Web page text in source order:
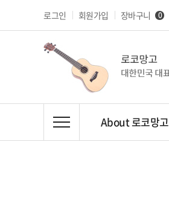
로그인 회원가입 장바구니 0
About 로코망고